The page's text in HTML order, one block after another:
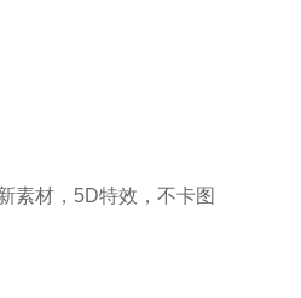
素材，5D特效，不卡图